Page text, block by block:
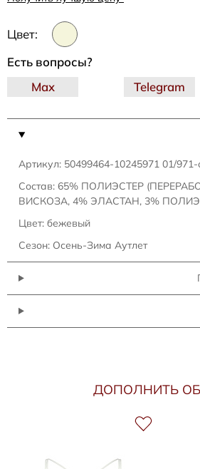
Цвет:
Артикул: 50499464-10245971 01/971-
Состав: 65% ПОЛИЭСТЕР
ВИСКОЗА, 4% ЭЛАСТАН, 3%
Цвет: бежевый
Сезон: Осень-Зима Аутлет
Есть вопросы?
Telegram
Max
ДОПОЛНИТЬ